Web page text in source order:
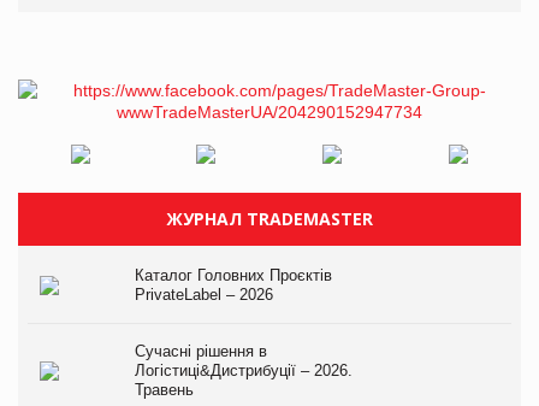
ЖУРНАЛ TRADEMASTER
Каталог Головних Проєктів
PrivateLabel – 2026
Сучасні рішення в
Логістиці&Дистрибуції – 2026.
Травень